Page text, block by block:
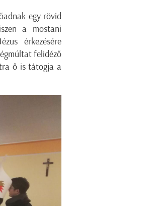
egy rövid
a mostani
érkezésére
felidéző
ő is tátogja a